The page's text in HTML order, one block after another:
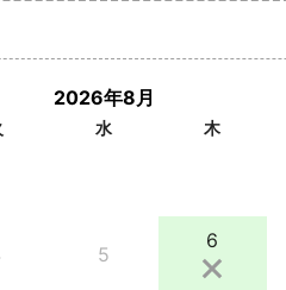
2026年8月
水 木
5
6